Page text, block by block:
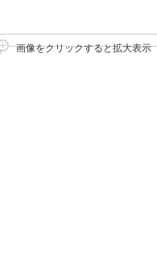
画像をクリックすると拡大表示